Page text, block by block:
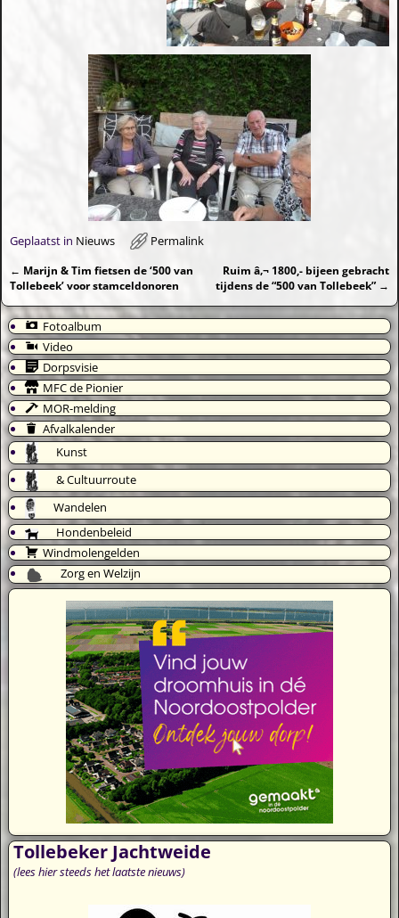
Geplaatst in Nieuws Permalink
Bericht navigatie
← Marijn & Tim fietsen de ‘500 van
Tollebeek’ voor stamceldonoren
Ruim â‚¬ 1800,- bijeen gebracht
tijdens de “500 van Tollebeek” →
Fotoalbum
Video
Dorpsvisie
MFC de Pionier
MOR-melding
Afvalkalender
Kunst
& Cultuurroute
Wandelen
Hondenbeleid
Windmolengelden
Zorg en Welzijn
Tollebeker Jachtweide
(lees hier steeds het laatste nieuws)